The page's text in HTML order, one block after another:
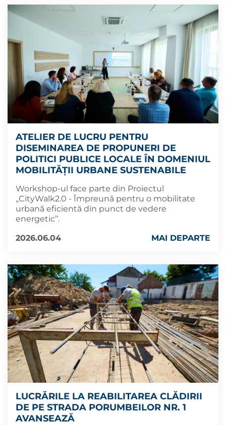
ATELIER DE LUCRU PENTRU
DISEMINAREA DE PROPUNERI DE
POLITICI PUBLICE LOCALE ÎN DOMENIUL
MOBILITĂȚII URBANE SUSTENABILE
Workshop-ul face parte din Proiectul
,,CityWalk2.0 - Împreună pentru o mobilitate
urbană eficientă din punct de vedere
energetic’’.
2026.06.04
MAI DEPARTE
LUCRĂRILE LA REABILITAREA CLĂDIRII
DE PE STRADA PORUMBEILOR NR. 1
AVANSEAZĂ